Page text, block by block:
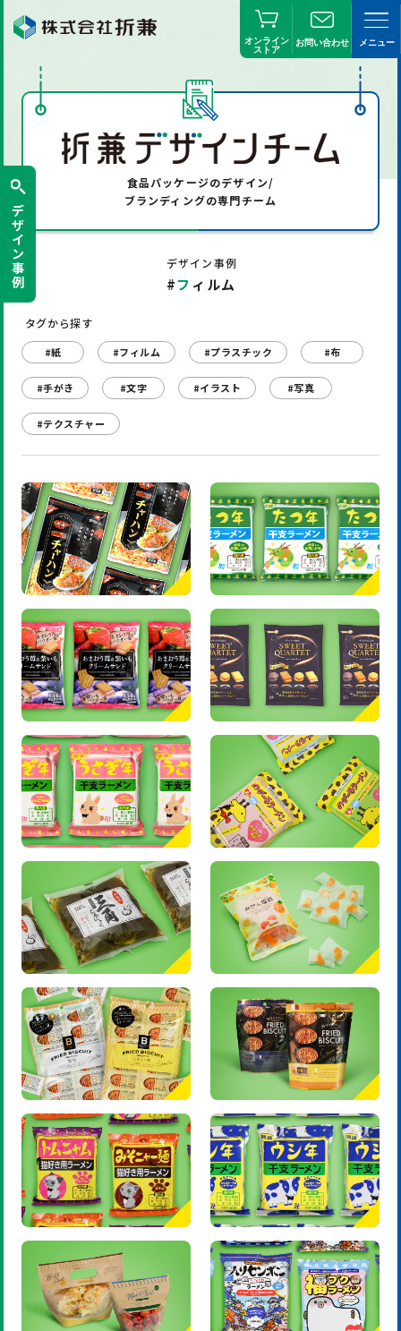
オンライン
ストア
お問い合わせ メニュー
デ
ザ
イ
ン
事
例
食品パッケージのデザイン/
ブランディングの専門チーム
デザイン事例
#フ ィルム
タグから探す
#紙 #フィルム #プラスチック #布
#手がき #文字 #イラスト #写真
#テクスチャー